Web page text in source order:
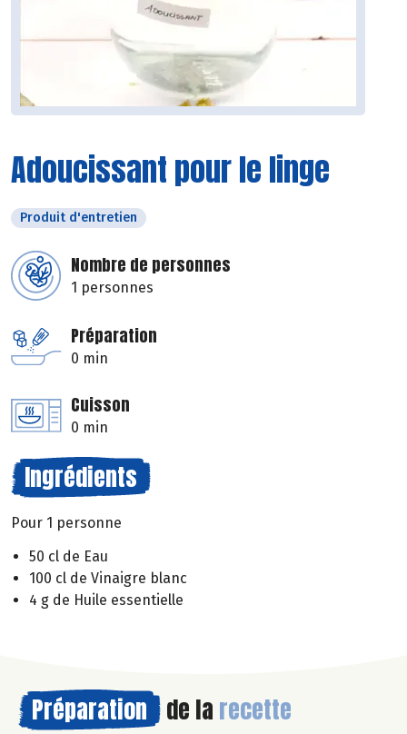
Adoucissant pour le linge
Produit d'entretien
Nombre de personnes
1 personnes
Préparation
0 min
Cuisson
0 min
Ingrédients
Pour 1 personne
50 cl de Eau
100 cl de Vinaigre blanc
4 g de Huile essentielle
Préparation de la recette